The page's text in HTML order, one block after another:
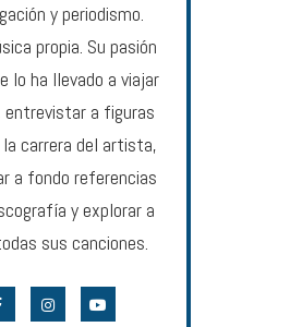
y periodismo.
propia. Su pasión
lo ha llevado a viajar
entrevistar a figuras
carrera del artista,
a fondo referencias
y explorar a
sus canciones.